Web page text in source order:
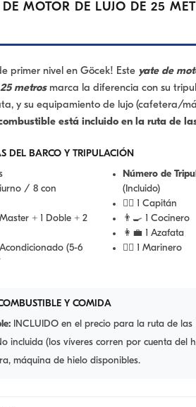
DE MOTOR DE LUJO DE 25
primer nivel en Göcek! Este yate de
metrosmarca la diferencia con su
y su equipamiento de lujo (cafetera/
está incluido en la ruta de
DEL BARCO Y TRIPULACIÓN
/ 8 con
+ 1 Doble + 2
(5-6
Número de
(Incluido)
👨‍✈️ 1 Capitán
👨‍🍳 1 Cocinero
👩‍💼 1 Azafata
🧑‍✈️ 1 Marinero
Y COMIDA
INCLUIDO en el precio para la ruta de las
incluida (los víveres corren por cuenta del
máquina de hielo disponibles.